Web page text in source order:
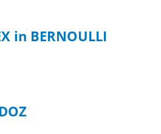
in BERNOULLI